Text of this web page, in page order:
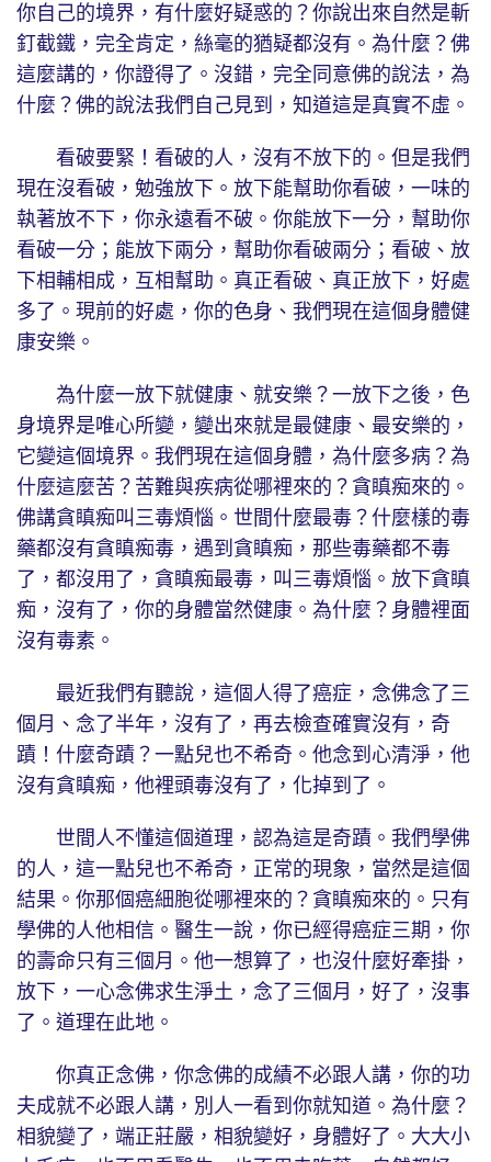
你自己的境界，有什麼好疑惑的？你說出來自然是斬
釘截鐵，完全肯定，絲毫的猶疑都沒有。為什麼？佛
這麼講的，你證得了。沒錯，完全同意佛的說法，為
什麼？佛的說法我們自己見到，知道這是真實不虛。
看破要緊！看破的人，沒有不放下的。但是我們
現在沒看破，勉強放下。放下能幫助你看破，一味的
執著放不下，你永遠看不破。你能放下一分，幫助你
看破一分；能放下兩分，幫助你看破兩分；看破、放
下相輔相成，互相幫助。真正看破、真正放下，好處
多了。現前的好處，你的色身、我們現在這個身體健
康安樂。
為什麼一放下就健康、就安樂？一放下之後，色
身境界是唯心所變，變出來就是最健康、最安樂的，
它變這個境界。我們現在這個身體，為什麼多病？為
什麼這麼苦？苦難與疾病從哪裡來的？貪瞋痴來的。
佛講貪瞋痴叫三毒煩惱。世間什麼最毒？什麼樣的毒
藥都沒有貪瞋痴毒，遇到貪瞋痴，那些毒藥都不毒
了，都沒用了，貪瞋痴最毒，叫三毒煩惱。放下貪瞋
痴，沒有了，你的身體當然健康。為什麼？身體裡面
沒有毒素。
最近我們有聽說，這個人得了癌症，念佛念了三
個月、念了半年，沒有了，再去檢查確實沒有，奇
蹟！什麼奇蹟？一點兒也不希奇。他念到心清淨，他
沒有貪瞋痴，他裡頭毒沒有了，化掉到了。
世間人不懂這個道理，認為這是奇蹟。我們學佛
的人，這一點兒也不希奇，正常的現象，當然是這個
結果。你那個癌細胞從哪裡來的？貪瞋痴來的。只有
學佛的人他相信。醫生一說，你已經得癌症三期，你
的壽命只有三個月。他一想算了，也沒什麼好牽掛，
放下，一心念佛求生淨土，念了三個月，好了，沒事
了。道理在此地。
你真正念佛，你念佛的成績不必跟人講，你的功
夫成就不必跟人講，別人一看到你就知道。為什麼？
相貌變了，端正莊嚴，相貌變好，身體好了。大大小